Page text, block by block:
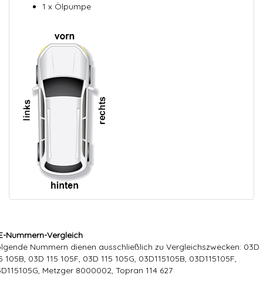
1 x Ölpumpe
Nummern-Vergleich
Nummern dienen ausschließlich zu Vergleichszwecken: 03D
105B, 03D 115 105F, 03D 115 105G, 03D115105B, 03D115105F,
Metzger 8000002, Topran 114 627